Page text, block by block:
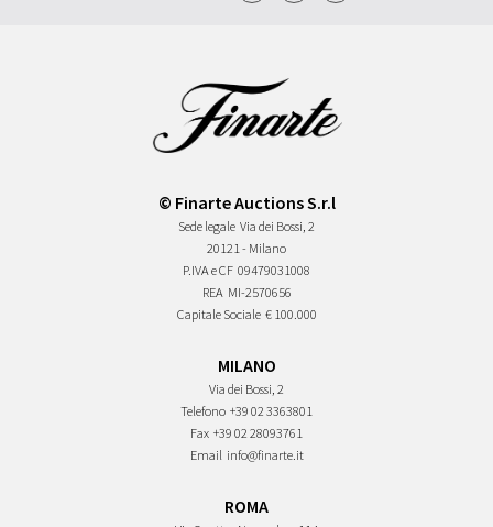
© Finarte Auctions S.r.l
Sede legale Via dei Bossi, 2
20121 - Milano
P.IVA e CF 09479031008
REA MI-2570656
Capitale Sociale € 100.000
MILANO
Via dei Bossi, 2
Telefono +39 02 3363801
Fax +39 02 28093761
Email info@finarte.it
ROMA